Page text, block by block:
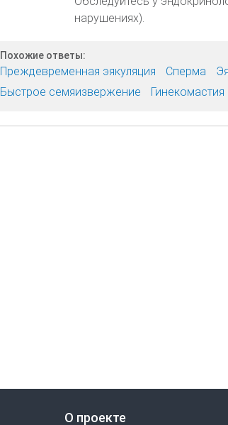
нарушениях).
Похожие ответы:
Преждевременная эякуляция Сперма
Быстрое семяизвержение
Гинекомастия
О проекте